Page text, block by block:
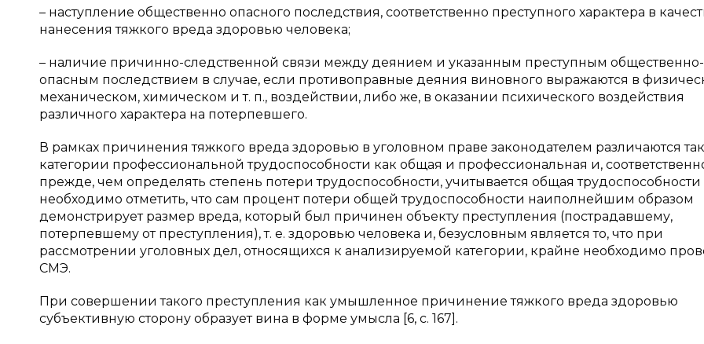
– наступление общественно опасного последствия, соответственно преступного характера в
нанесения тяжкого вреда здоровью человека;
– наличие причинно-следственной связи между деянием и указанным преступным общественно-
опасным последствием в случае, если противоправные деяния виновного выражаются в
механическом, химическом и т. п., воздействии, либо же, в оказании психического воздействия
различного характера на потерпевшего.
В рамках причинения тяжкого вреда здоровью в уголовном праве законодателем различаются
категории профессиональной трудоспособности как общая и профессиональная и,
прежде, чем определять степень потери трудоспособности, учитывается общая трудоспособности
необходимо отметить, что сам процент потери общей трудоспособности наиполнейшим образом
демонстрирует размер вреда, который был причинен объекту преступления (пострадавшему,
потерпевшему от преступления), т. е. здоровью человека и, безусловным является то, что при
рассмотрении уголовных дел, относящихся к анализируемой категории, крайне необходимо
СМЭ.
При совершении такого преступления как умышленное причинение тяжкого вреда здоровью
субъективную сторону образует вина в форме умысла [6, с. 167].